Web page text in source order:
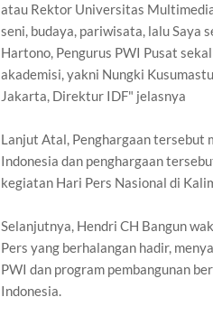
atau Rektor Universitas
seni, budaya, pariwisata, lalu Saya
Hartono, Pengurus PWI Pusat
akademisi, yakni Nungki
Jakarta, Direktur IDF" jelasnya
Lanjut Atal, Penghargaan tersebut
Indonesia dan penghargaan
kegiatan Hari Pers Nasional di
Selanjutnya, Hendri CH Bangun
Pers yang berhalangan hadir,
PWI dan program pembangunan
Indonesia.